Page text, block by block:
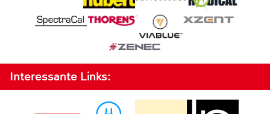
Interessante Links: